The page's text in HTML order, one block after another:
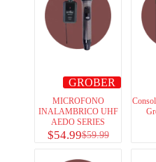
GROBER
MICROFONO
INALAMBRICO UHF
AEDO SERIES
$59.99
$54.99